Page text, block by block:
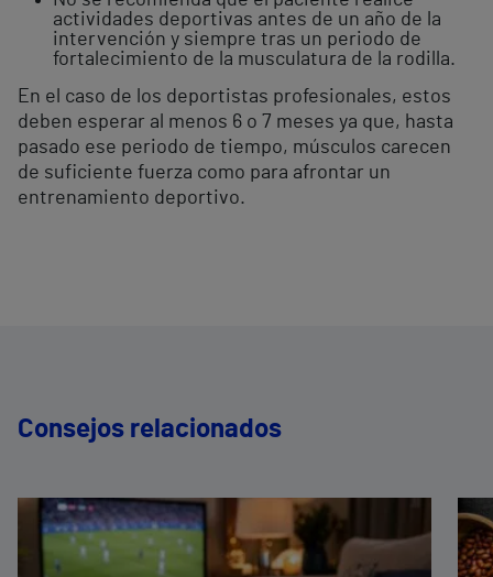
actividades deportivas antes de un año de la
intervención y siempre tras un periodo de
fortalecimiento de la musculatura de la rodilla.
En el caso de los deportistas profesionales, estos
deben esperar al menos 6 o 7 meses ya que, hasta
pasado ese periodo de tiempo, músculos carecen
de suficiente fuerza como para afrontar un
entrenamiento deportivo.
Consejos relacionados